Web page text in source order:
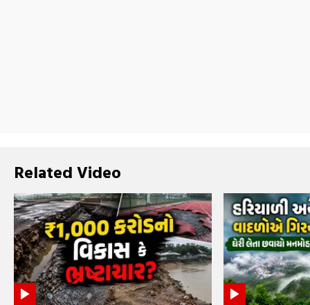
Related Video